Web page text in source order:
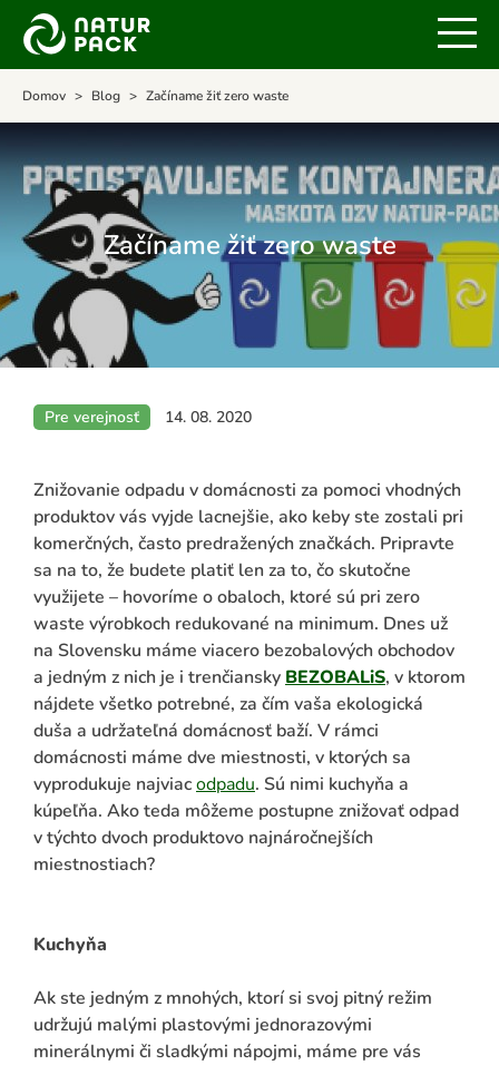
Domov Blog Začíname žiť zero waste
Začíname žiť zero waste
Pre verejnosť 14. 08. 2020
Znižovanie odpadu v domácnosti za pomoci vhodných
produktov vás vyjde lacnejšie, ako keby ste zostali pri
komerčných, často predražených značkách. Pripravte
sa na to, že budete platiť len za to, čo skutočne
využijete – hovoríme o obaloch, ktoré sú pri zero
waste výrobkoch redukované na minimum. Dnes už
na Slovensku máme viacero bezobalových obchodov
a jedným z nich je i trenčiansky BEZOBALiS, v ktorom
nájdete všetko potrebné, za čím vaša ekologická
duša a udržateľná domácnosť baží. V rámci
domácnosti máme dve miestnosti, v ktorých sa
vyprodukuje najviacodpadu. Sú nimi kuchyňa a
kúpeľňa. Ako teda môžeme postupne znižovať odpad
v týchto dvoch produktovo najnáročnejších
miestnostiach?
Kuchyňa
Ak ste jedným z mnohých, ktorí si svoj pitný režim
udržujú malými plastovými jednorazovými
minerálnymi či sladkými nápojmi, máme pre vás